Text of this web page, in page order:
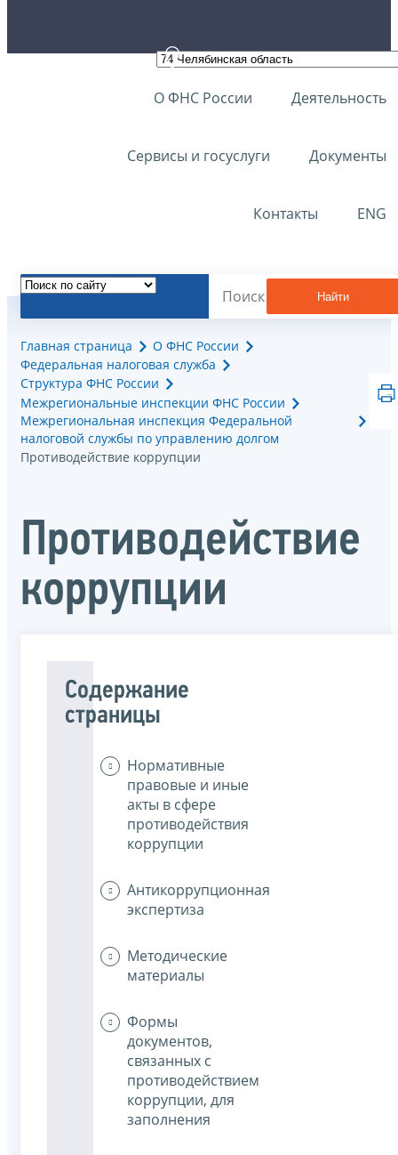
О ФНС России Деятельность
Сервисы и госуслуги Документы
Контакты ENG
Найти
Главная страница
О ФНС России
Федеральная налоговая служба
Структура ФНС России
Межрегиональные инспекции ФНС России
Межрегиональная инспекция Федеральной
налоговой службы по управлению долгом
Противодействие коррупции
Противодействие
коррупции
Содержание
страницы
Нормативные
правовые и иные
акты в сфере
противодействия
коррупции
Антикоррупционная
экспертиза
Методические
материалы
Формы
документов,
связанных с
противодействием
коррупции, для
заполнения